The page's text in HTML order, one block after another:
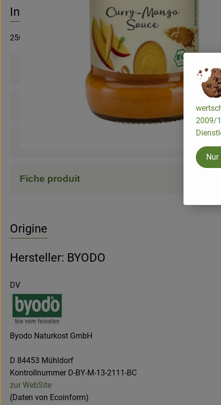
Info
250ml
Informations sur les produits
Fiche produit
Origine
Hersteller: BYODO
DV
Byodo Naturkost GmbH
D 84453 Mühldorf
Kontrollnummer D-BY-M-13-2111-BC
zur WebSite
(Daten von Ecoinform)
2009/
Nur